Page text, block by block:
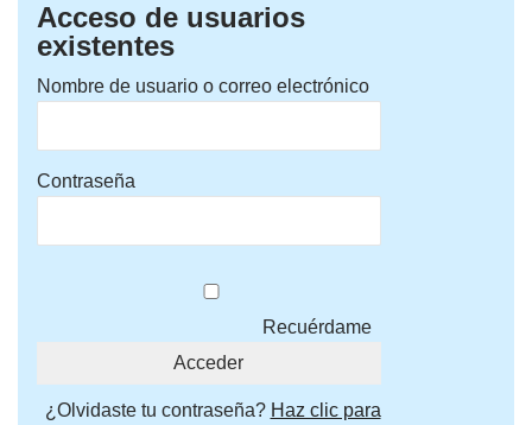
Acceso de usuarios
existentes
Nombre de usuario o correo electrónico
Contraseña
Recuérdame
¿Olvidaste tu contraseña? Haz clic para